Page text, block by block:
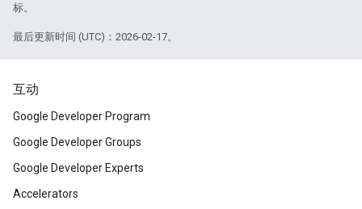
标。
最后更新时间 (UTC)：2026-02-17。
互动
Google Developer Program
Google Developer Groups
Google Developer Experts
Accelerators